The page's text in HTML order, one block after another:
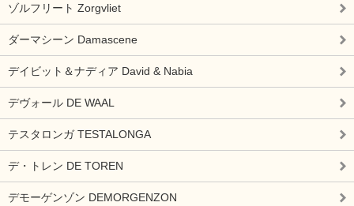
ゾルフリート Zorgvliet
ダーマシーン Damascene
デイビット＆ナディア David & Nabia
デヴォール DE WAAL
テスタロンガ TESTALONGA
デ・トレン DE TOREN
デモーゲンゾン DEMORGENZON